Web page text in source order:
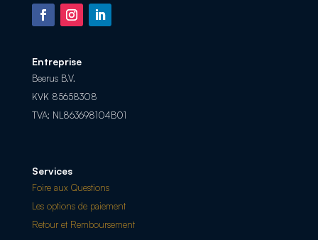
Entreprise
Beerus B.V.
KVK 85658308
TVA: NL863698104B01
Services
Foire aux Questions
Les options de paiement
Retour et Remboursement